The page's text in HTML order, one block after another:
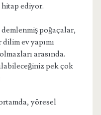
ediyor.
poğaçalar,
ev yapımı
arasında.
pek çok
yöresel